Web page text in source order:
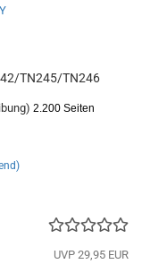
TN245/TN246
2.200 Seiten
UVP 29,95 EUR